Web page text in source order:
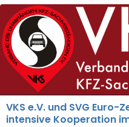
VKS e.V. und SVG Euro-
intensive Kooperation